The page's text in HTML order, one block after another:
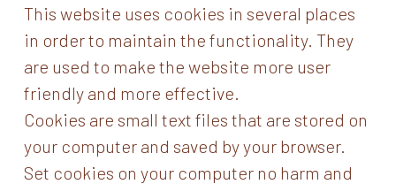
This website uses cookies in several places
in order to maintain the functionality. They
are used to make the website more user
friendly and more effective.
Cookies are small text files that are stored on
your computer and saved by your browser.
Set cookies on your computer no harm and